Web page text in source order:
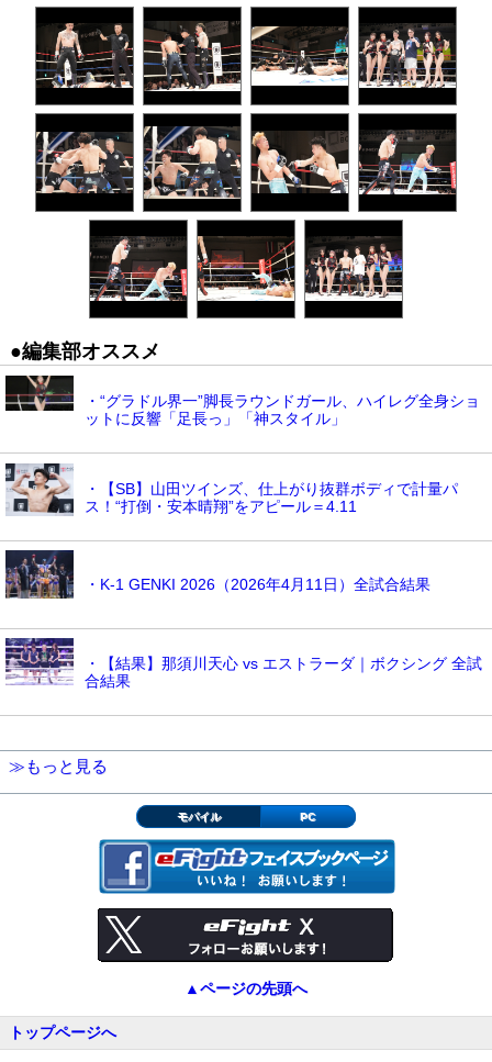
●編集部オススメ
・“グラドル界一”脚長ラウンドガール、ハイレグ全身ショ
ットに反響「足長っ」「神スタイル」
・【SB】山田ツインズ、仕上がり抜群ボディで計量パ
ス！“打倒・安本晴翔”をアピール＝4.11
・K-1 GENKI 2026（2026年4月11日）全試合結果
・【結果】那須川天心 vs エストラーダ｜ボクシング 全試
合結果
≫もっと見る
モバイル PC
▲ページの先頭へ
トップページへ